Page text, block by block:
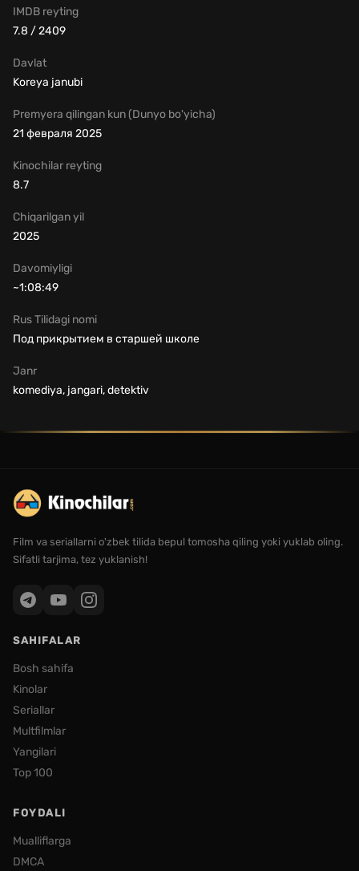
Rus Tilidagi nomi
Под прикрытием в старшей школе
Chiqarilgan yil
2025
Janr
komediya, jangari, detektiv
Davomiyligi
~1:08:49
IMDB reyting
7.8 / 2409
Davlat
Koreya janubi
Premyera qilingan kun (Dunyo bo'yicha)
21 февраля 2025
Kinochilar reyting
8.7
Film va seriallarni o'zbek tilida bepul tomosha qiling yoki yuklab oling.
Sifatli tarjima, tez yuklanish!
SAHIFALAR
Bosh sahifa
Kinolar
Seriallar
Multfilmlar
Yangilari
Top 100
FOYDALI
Mualliflarga
DMCA